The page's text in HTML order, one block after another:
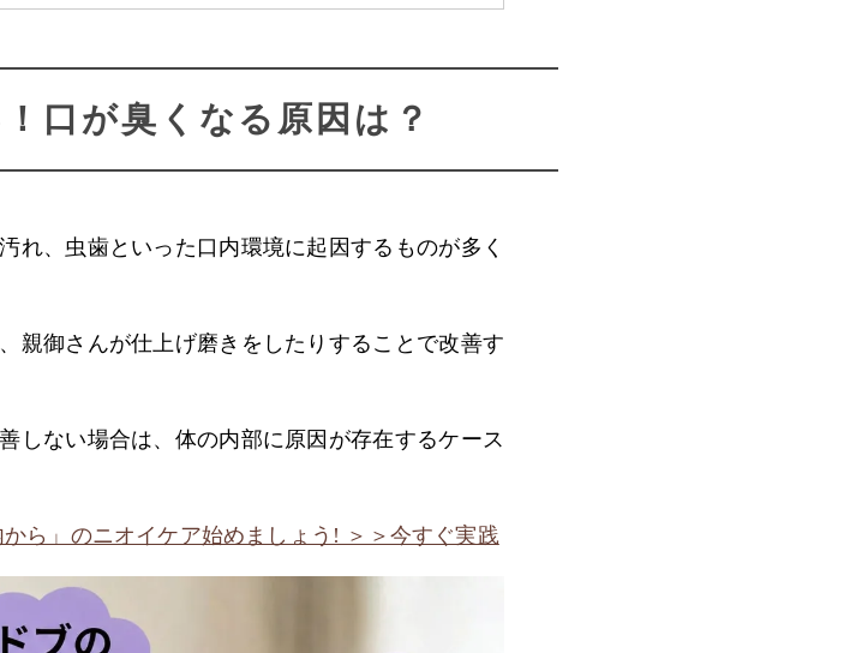
口が臭くなる原因は？
れ、虫歯といった口内環境に起因するものが多く
親御さんが仕上げ磨きをしたりすることで改善す
しない場合は、体の内部に原因が存在するケース
ら」のニオイケア始めましょう! ＞＞今すぐ実践